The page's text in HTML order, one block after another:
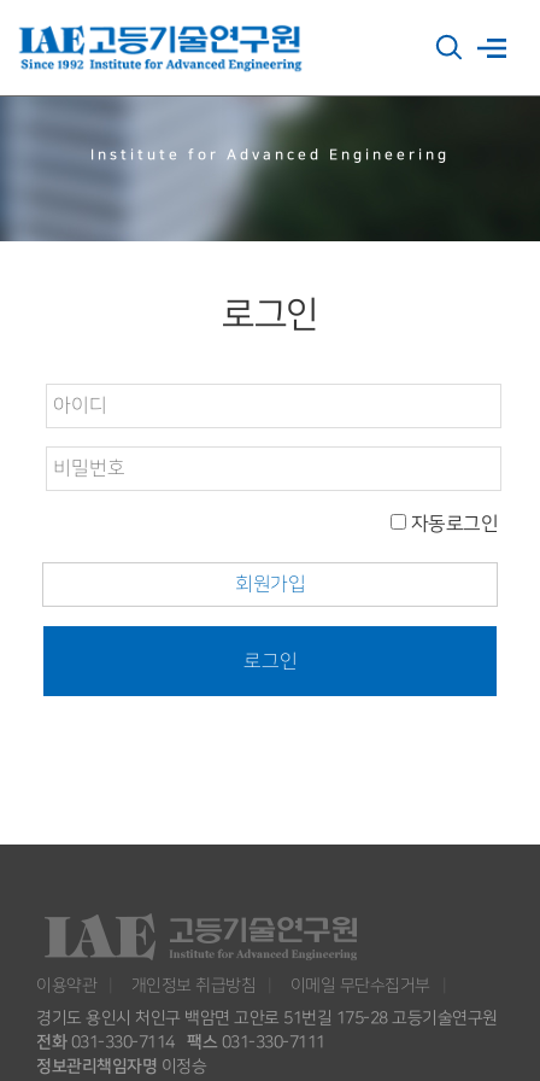
Institute for Advanced Engineering
로그인
자동로그인
회원가입
로그인
이용약관 개인정보 취급방침
이메일 무단수집거부
경기도 용인시 처인구 백암면 고안로 51번길 175-28 고등기술연구원
전화031-330-7114 팩스031-330-7111
정보관리책임자명 이정승